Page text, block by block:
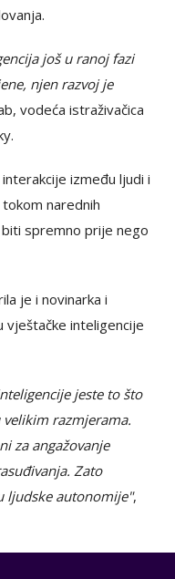
još u ranoj fazi
njen razvoj je
vodeća istraživačica
između ljudi i
narednih
spremno prije nego
je i novinarka i
vještačke inteligencije
jeste to što
razmjerama.
za angažovanje
Zato
ljudske autonomije",